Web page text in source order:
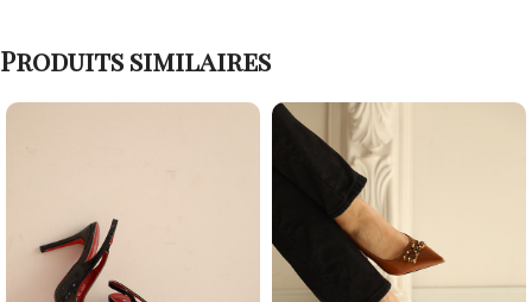
Produits similaires